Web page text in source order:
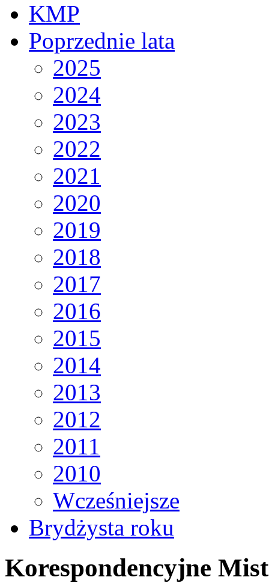
KMP
Poprzednie lata
2025
2024
2023
2022
2021
2020
2019
2018
2017
2016
2015
2014
2013
2012
2011
2010
Wcześniejsze
Brydżysta roku
Korespondencyjne